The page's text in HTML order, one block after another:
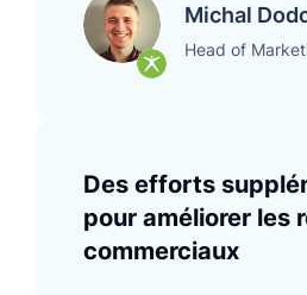
Michal
Head of
Des efforts
pour améliorer les
commerciaux